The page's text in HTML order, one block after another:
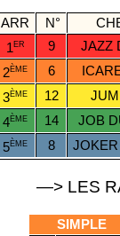
ARR N°
1ER 9 JAZZ
2ÈME 6
3ÈME 12
4ÈME 14 JOB
5ÈME 8
—> LES
SIMPLE